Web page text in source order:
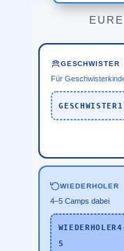
GESCHWISTER
Für
GESCHWISTER1
WIEDERHOLER
4–5 Camps dabei
5